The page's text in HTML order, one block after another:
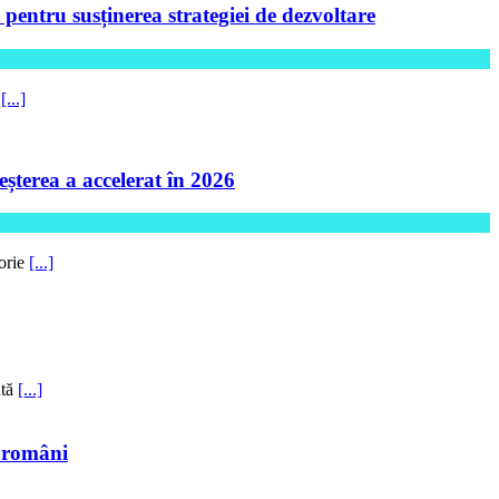
susținerea strategiei de dezvoltare
[...]
a accelerat în 2026
[...]
[...]